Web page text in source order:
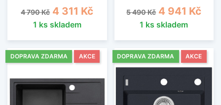
Běžná cena
4 790 Kč Cena
4 311 Kč
1 ks skladem
Běžná cena
5 490 Kč Cena
4 941 Kč
1 ks skladem
DOPRAVA ZDARMA AKCE DOPRAVA ZDARMA AKCE